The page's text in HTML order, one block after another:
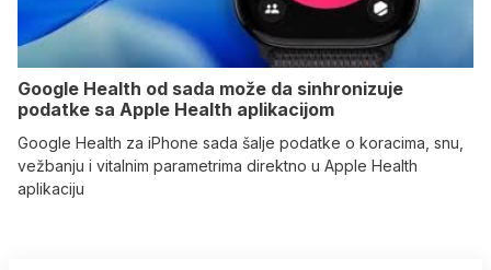
Google Health od sada može da sinhronizuje
podatke sa Apple Health aplikacijom
Google Health za iPhone sada šalje podatke o koracima, snu,
vežbanju i vitalnim parametrima direktno u Apple Health
aplikaciju